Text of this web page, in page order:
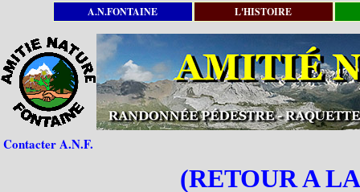
A.N.FONTAINE L'HISTOIRE
Contacter A.N.F.
(RETOUR A